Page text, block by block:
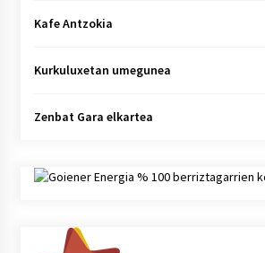
Kafe Antzokia
Kurkuluxetan umegunea
Zenbat Gara elkartea